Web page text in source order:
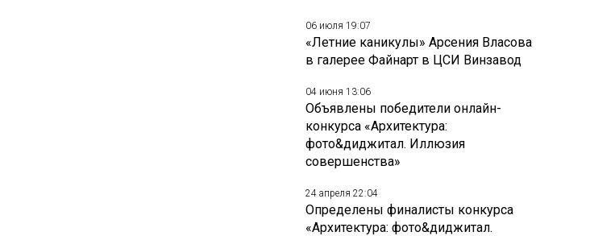
06 июля 19:07
«Летние каникулы» Арсения Власова
в галерее Файнарт в ЦСИ Винзавод
04 июня 13:06
Объявлены победители онлайн-
конкурса «Архитектура:
фото&диджитал. Иллюзия
совершенства»
24 апреля 22:04
Определены финалисты конкурса
«Архитектура: фото&диджитал.